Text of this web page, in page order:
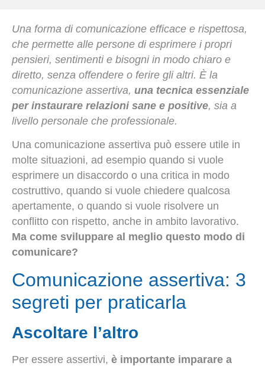
Una forma di comunicazione efficace e rispettosa,
che permette alle persone di esprimere i propri
pensieri, sentimenti e bisogni in modo chiaro e
diretto, senza offendere o ferire gli altri. È la
comunicazione assertiva, una tecnica essenziale
per instaurare relazioni sane e positive, sia a
livello personale che professionale.
Una comunicazione assertiva può essere utile in
molte situazioni, ad esempio quando si vuole
esprimere un disaccordo o una critica in modo
costruttivo, quando si vuole chiedere qualcosa
apertamente, o quando si vuole risolvere un
conflitto con rispetto, anche in ambito lavorativo.
Ma come sviluppare al meglio questo modo di
comunicare?
Comunicazione assertiva: 3
segreti per praticarla
Ascoltare l’altro
Per essere assertivi, è importante imparare a